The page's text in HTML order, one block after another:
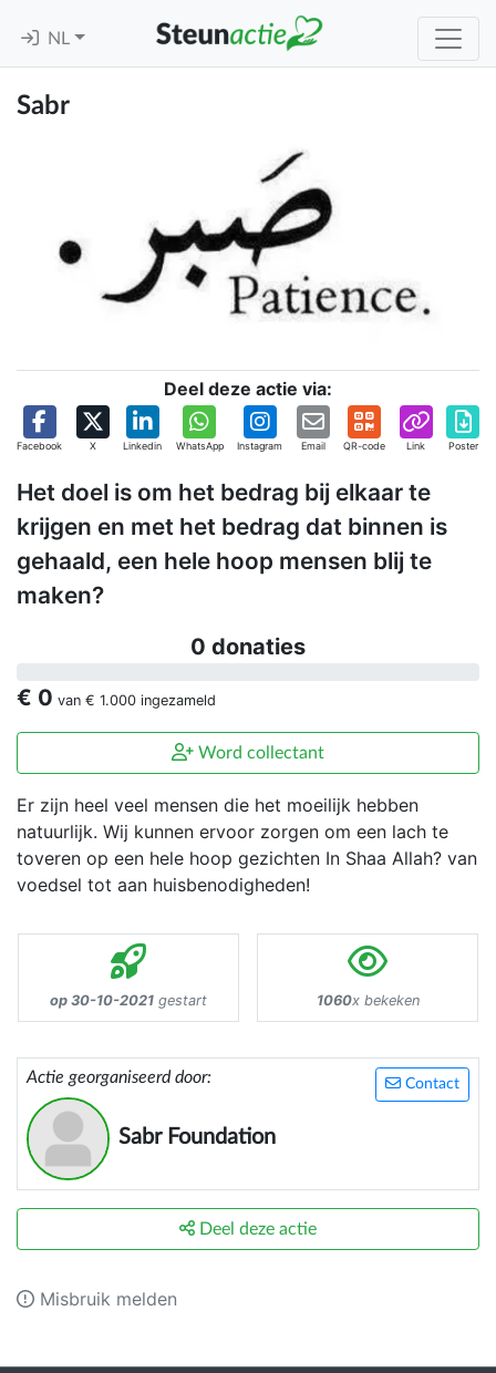
NL
Sabr
Deel deze actie via:
Facebook X Linkedin WhatsApp Instagram Email QR-code Link Poster
Het doel is om het bedrag bij elkaar te
krijgen en met het bedrag dat binnen is
gehaald, een hele hoop mensen blij te
maken?
0 donaties
€ 0 van € 1.000 ingezameld
Word collectant
Er zijn heel veel mensen die het moeilijk hebben
natuurlijk. Wij kunnen ervoor zorgen om een lach te
toveren op een hele hoop gezichten In Shaa Allah? van
voedsel tot aan huisbenodigheden!
op 30-10-2021 gestart 1060x bekeken
Contact
Actie georganiseerd door:
Sabr Foundation
Deel deze actie
Misbruik melden